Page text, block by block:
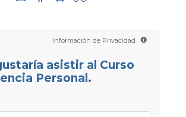
Información de Privacidad
asistir al Curso
Personal.